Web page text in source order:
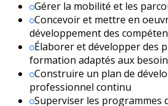
Gérer la mobilité et les
Concevoir et mettre en
développement des
Élaborer et développer des
formation adaptés aux
Construire un plan de
professionnel continu
Superviser les programmes